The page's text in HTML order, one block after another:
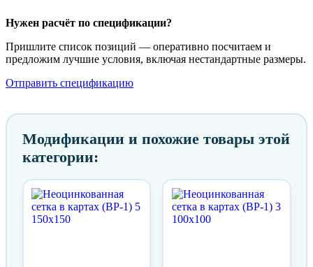
Нужен расчёт по спецификации?
Пришлите список позиций — оперативно посчитаем и
предложим лучшие условия, включая нестандартные размеры.
Отправить спецификацию
Модификации и похожие товары этой
категории: